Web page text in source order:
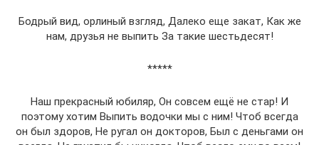
Бодрый вид, орлиный взгляд, Далеко еще закат, Как же
нам, друзья не выпить За такие шестьдесят!
*****
Наш прекрасный юбиляр, Он совсем ещё не стар! И
поэтому хотим Выпить водочки мы с ним! Чтоб всегда
он был здоров, Не ругал он докторов, Был с деньгами он